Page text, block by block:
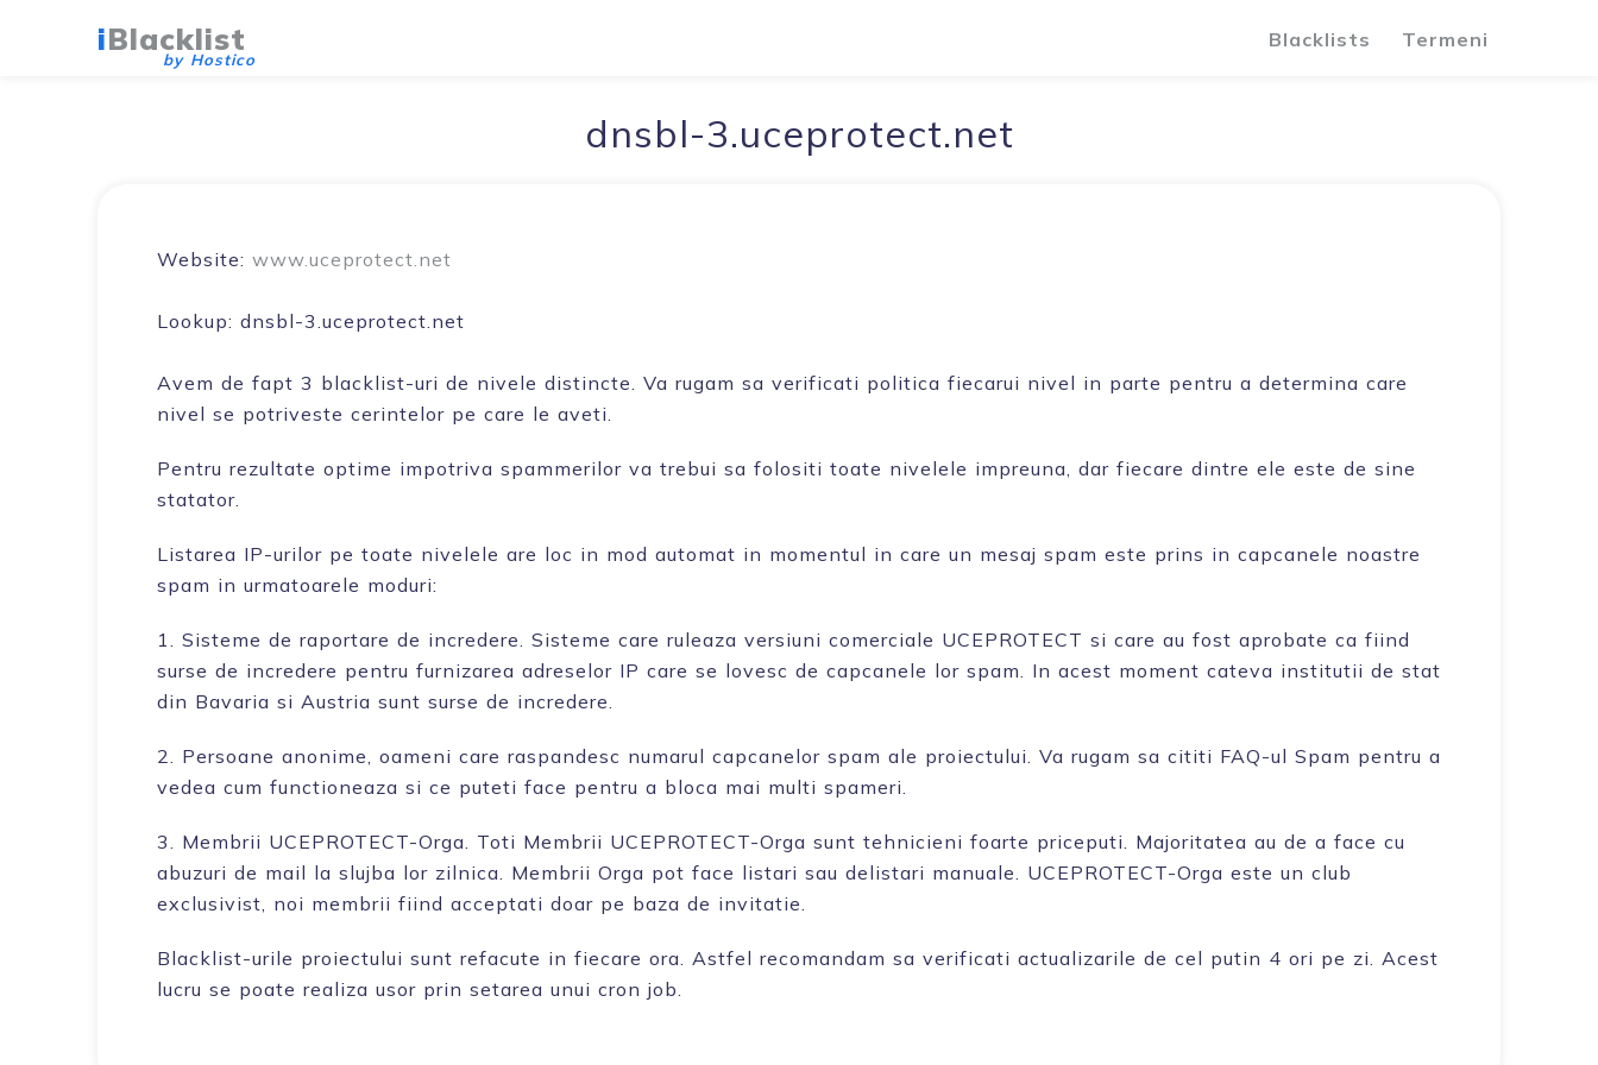
iBlacklist
by Hostico
Blacklists Termeni
dnsbl-3.uceprotect.net
Website: www.uceprotect.net
Lookup: dnsbl-3.uceprotect.net
Avem de fapt 3 blacklist-uri de nivele distincte. Va rugam sa verificati politica fiecarui nivel in parte pentru a determina care
nivel se potriveste cerintelor pe care le aveti.
Pentru rezultate optime impotriva spammerilor va trebui sa folositi toate nivelele impreuna, dar fiecare dintre ele este de sine
statator.
Listarea IP-urilor pe toate nivelele are loc in mod automat in momentul in care un mesaj spam este prins in capcanele noastre
spam in urmatoarele moduri:
1. Sisteme de raportare de incredere. Sisteme care ruleaza versiuni comerciale UCEPROTECT si care au fost aprobate ca fiind
surse de incredere pentru furnizarea adreselor IP care se lovesc de capcanele lor spam. In acest moment cateva institutii de stat
din Bavaria si Austria sunt surse de incredere.
2. Persoane anonime, oameni care raspandesc numarul capcanelor spam ale proiectului. Va rugam sa cititi FAQ-ul Spam pentru a
vedea cum functioneaza si ce puteti face pentru a bloca mai multi spameri.
3. Membrii UCEPROTECT-Orga. Toti Membrii UCEPROTECT-Orga sunt tehnicieni foarte priceputi. Majoritatea au de a face cu
abuzuri de mail la slujba lor zilnica. Membrii Orga pot face listari sau delistari manuale. UCEPROTECT-Orga este un club
exclusivist, noi membrii fiind acceptati doar pe baza de invitatie.
Blacklist-urile proiectului sunt refacute in fiecare ora. Astfel recomandam sa verificati actualizarile de cel putin 4 ori pe zi. Acest
lucru se poate realiza usor prin setarea unui cron job.